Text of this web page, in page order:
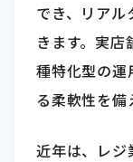
でき、リア
きます。実
種特化型の運
る柔軟性を備
近年は、レジ